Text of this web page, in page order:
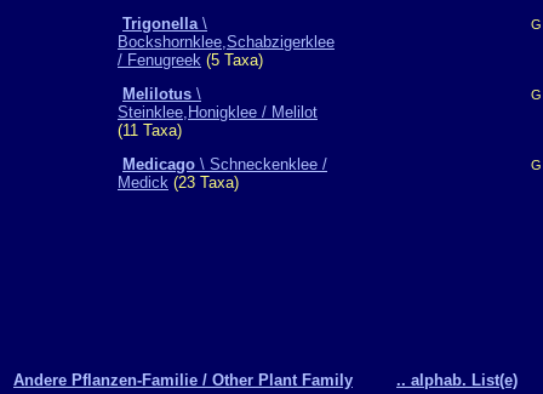
Trigonella\
Bockshornklee,Schabzigerklee
/ Fenugreek (5 Taxa)
G
Melilotus \
Steinklee,Honigklee / Melilot
(11 Taxa)
G
Medicago \ Schneckenklee /
Medick (23 Taxa)
G
Andere Pflanzen-Familie / Other Plant Family
.. alphab. List(e)